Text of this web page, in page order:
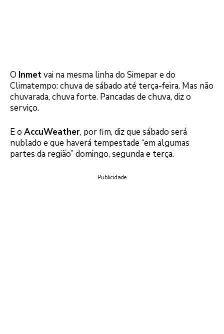
O Inmetvai na mesma linha do Simepar e do
Climatempo: chuva de sábado até terça-feira. Mas não
chuvarada, chuva forte. Pancadas de chuva, diz o
serviço.
E o AccuWeather, por fim, diz que sábado será
nublado e que haverá tempestade “em algumas
partes da região” domingo, segunda e terça.
Publicidade